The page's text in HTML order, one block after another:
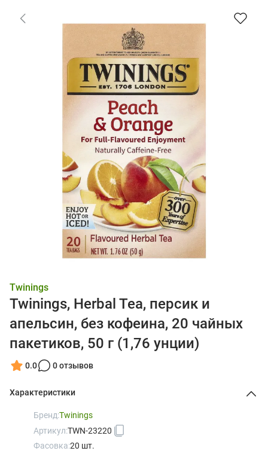
Twinings
Twinings, Herbal Tea, персик и
апельсин, без кофеина, 20 чайных
пакетиков, 50 г (1,76 унции)
0.0 0 отзывов
Характеристики
Бренд:Twinings
Артикул:TWN-23220
Фасовка:20 шт.